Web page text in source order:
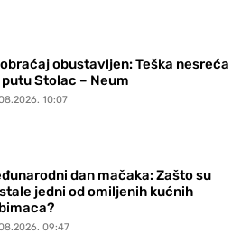
obustavljen: Teška nesreća
putu Stolac – Neum
10:07
dan mačaka: Zašto su
jedni od omiljenih kućnih
09:47